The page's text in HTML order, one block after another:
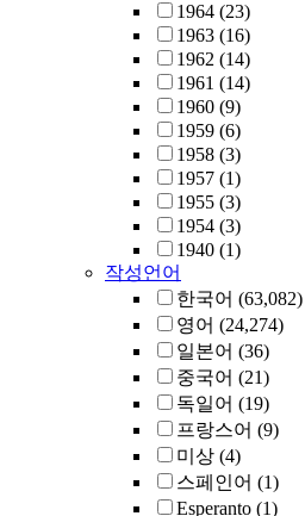
1964 (23)
1963 (16)
1962 (14)
1961 (14)
1960 (9)
1959 (6)
1958 (3)
1957 (1)
1955 (3)
1954 (3)
1940 (1)
작성언어
한국어 (63,082)
영어 (24,274)
일본어 (36)
중국어 (21)
독일어 (19)
프랑스어 (9)
미상 (4)
스페인어 (1)
Esperanto (1)